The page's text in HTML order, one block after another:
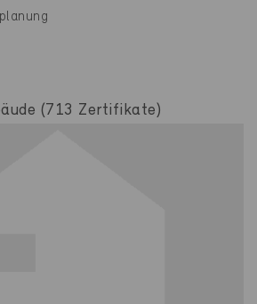
(713 Zertifikate)